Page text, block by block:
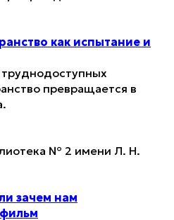
как испытание и
превращается в
№ 2 имени Л. Н.
зачем нам